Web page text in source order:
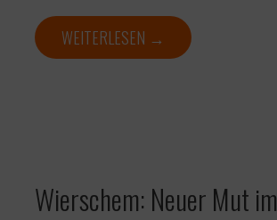
WEITERLESEN →
Wierschem: Neuer Mut im